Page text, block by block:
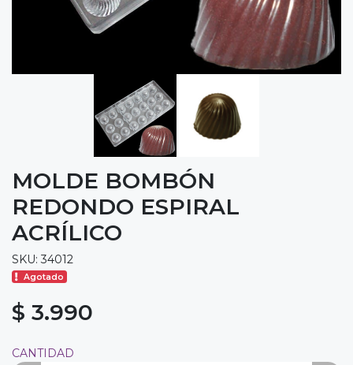
MOLDE BOMBÓN
REDONDO ESPIRAL
ACRÍLICO
SKU: 34012
Agotado
$ 3.990
CANTIDAD